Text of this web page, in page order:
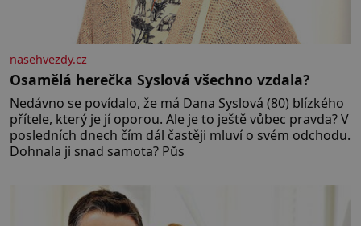
nasehvezdy.cz
Osamělá herečka Syslová všechno vzdala?
Nedávno se povídalo, že má Dana Syslová (80) blízkého
přítele, který je jí oporou. Ale je to ještě vůbec pravda? V
posledních dnech čím dál častěji mluví o svém odchodu.
Dohnala ji snad samota? Půs